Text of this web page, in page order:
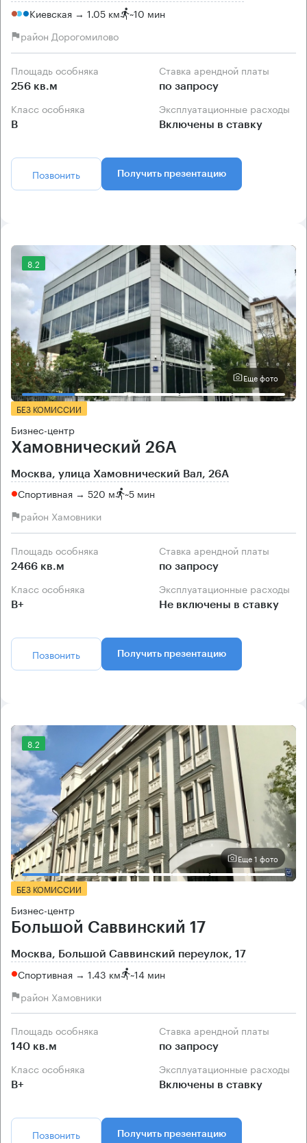
Киевская → 1.05 км ~10 мин
район Дорогомилово
Площадь особняка
256 кв.м
Ставка арендной платы
по запросу
Класс особняка
B
Эксплуатационные расходы
Включены в ставку
Позвонить Получить презентацию
8.2
Еще фото
БЕЗ КОМИССИИ
Бизнес-центр
Хамовнический 26А
Москва, улица Хамовнический Вал, 26А
Спортивная → 520 м ~5 мин
район Хамовники
Площадь особняка
2466 кв.м
Ставка арендной платы
по запросу
Класс особняка
B+
Эксплуатационные расходы
Не включены в ставку
Позвонить Получить презентацию
8.2
Еще 1 фото
БЕЗ КОМИССИИ
Бизнес-центр
Большой Саввинский 17
Москва, Большой Саввинский переулок, 17
Спортивная → 1.43 км ~14 мин
район Хамовники
Площадь особняка
140 кв.м
Ставка арендной платы
по запросу
Класс особняка
B+
Эксплуатационные расходы
Включены в ставку
Позвонить Получить презентацию